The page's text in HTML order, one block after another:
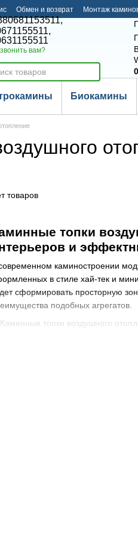
Обмен и возврат Монтаж
вам?
Биокамины
топки
и
каминостроении
в стиле хай-тек и
сформировать просторную
подобных агрегатов.
товаров